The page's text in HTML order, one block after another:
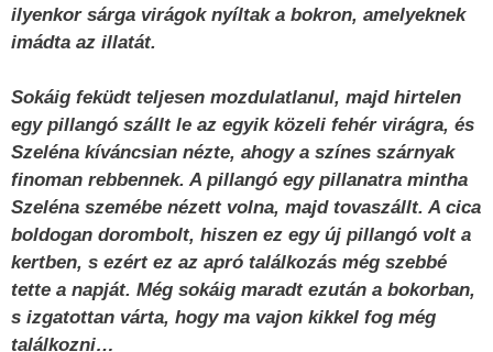
ilyenkor sárga virágok nyíltak a bokron, amelyeknek
imádta az illatát.
Sokáig feküdt teljesen mozdulatlanul, majd hirtelen
egy pillangó szállt le az egyik közeli fehér virágra, és
Szeléna kíváncsian nézte, ahogy a színes szárnyak
finoman rebbennek. A pillangó egy pillanatra mintha
Szeléna szemébe nézett volna, majd tovaszállt. A cica
boldogan dorombolt, hiszen ez egy új pillangó volt a
kertben, s ezért ez az apró találkozás még szebbé
tette a napját. Még sokáig maradt ezután a bokorban,
s izgatottan várta, hogy ma vajon kikkel fog még
találkozni…